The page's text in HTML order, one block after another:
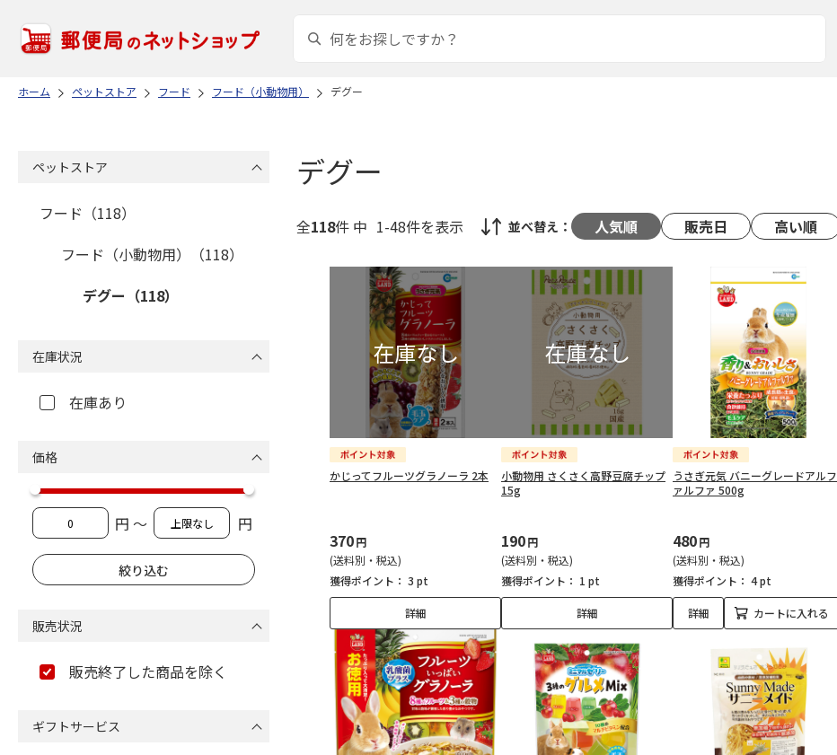
ホーム ペットストア フード フード（小動物用） デグー
デグー
全118件 中 1-48件を表示 並べ替え： 人気順 販売日 高い順
かじってフルーツグラノーラ 2本
370円
(送料別・税込)
獲得ポイント： 3 pt
詳細
小動物用 さくさく高野豆腐チップ
15g
190円
(送料別・税込)
獲得ポイント： 1 pt
詳細
うさぎ元気 バニーグレードアルフ
ァルファ 500g
480円
(送料別・税込)
獲得ポイント： 4 pt
詳細 カートに入れる
ペットストア
フード（118）
フード（小動物用）（118）
デグー（118）
在庫状況
在庫あり
価格
円 ～ 円
販売状況
販売終了した商品を除く
ギフトサービス